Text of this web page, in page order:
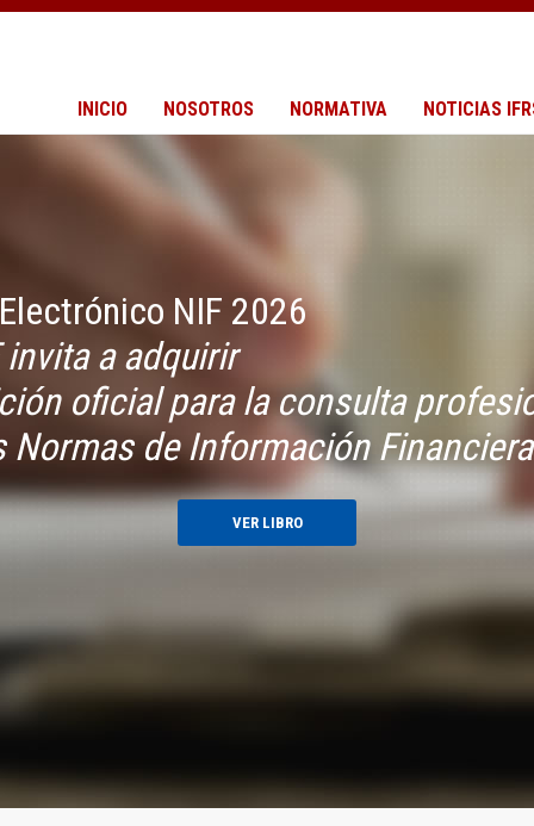
INICIO NOSOTROS NORMATIVA NOTICIAS
NIF 2026
adquirir
para la consulta profesional
de Información Financiera 2026